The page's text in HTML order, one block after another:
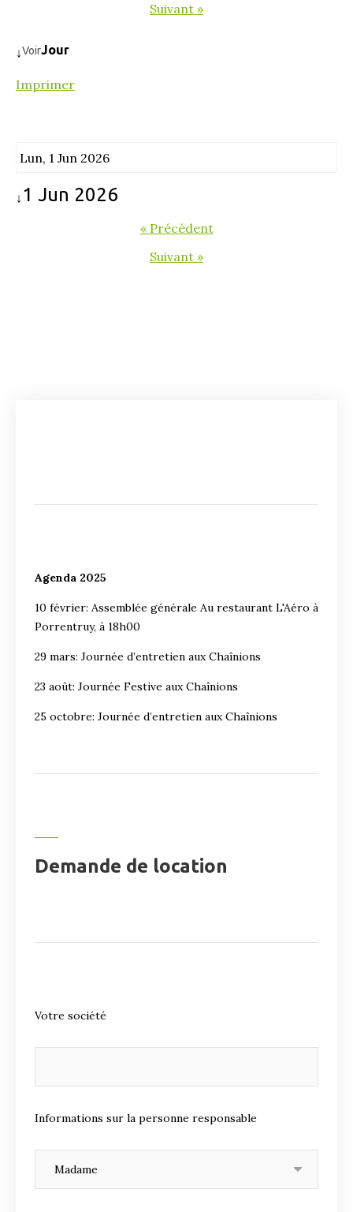
Suivant »
↓VoirJour
Imprimer
Lun, 1 Jun 2026
↓ 1 Jun 2026
« Précédent
Suivant »
Agenda 2025
10 février: Assemblée générale Au restaurant L'Aéro à
Porrentruy, à 18h00
29 mars: Journée d’entretien aux Chaînions
23 août: Journée Festive aux Chaînions
25 octobre: Journée d’entretien aux Chaînions
Demande de location
Votre société
Informations sur la personne responsable